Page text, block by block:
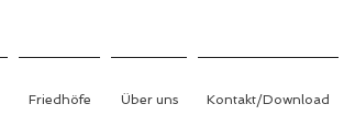
Friedhöfe Über uns Kontakt/Download